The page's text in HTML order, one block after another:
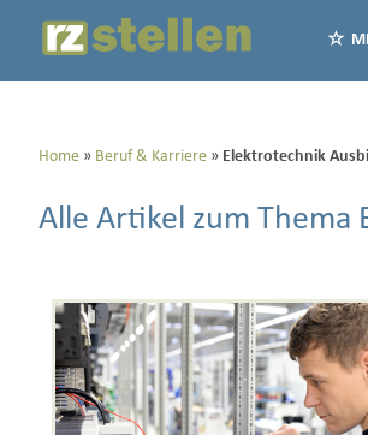
Home Beruf & Karriere Elektrotechnik
Alle Artikel zum